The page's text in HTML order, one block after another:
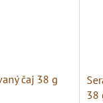
čaj 38 g
38